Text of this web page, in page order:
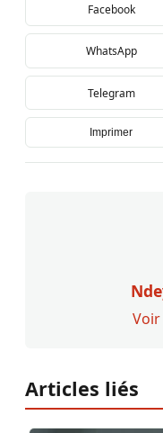
Facebook
WhatsApp
Telegram
Imprimer
Articles liés